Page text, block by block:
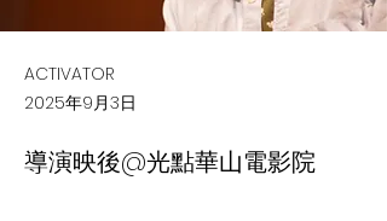
ACTIVATOR
2025年9月3日
導演映後@光點華山電影院